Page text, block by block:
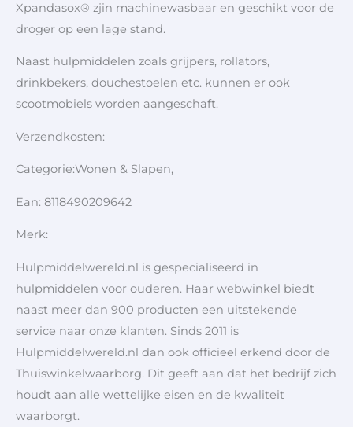
Xpandasox® zjin machinewasbaar en geschikt voor de
droger op een lage stand.
Naast hulpmiddelen zoals grijpers, rollators,
drinkbekers, douchestoelen etc. kunnen er ook
scootmobiels worden aangeschaft.
Verzendkosten:
Categorie:Wonen & Slapen,
Ean: 8118490209642
Merk:
Hulpmiddelwereld.nl is gespecialiseerd in
hulpmiddelen voor ouderen. Haar webwinkel biedt
naast meer dan 900 producten een uitstekende
service naar onze klanten. Sinds 2011 is
Hulpmiddelwereld.nl dan ook officieel erkend door de
Thuiswinkelwaarborg. Dit geeft aan dat het bedrijf zich
houdt aan alle wettelijke eisen en de kwaliteit
waarborgt.